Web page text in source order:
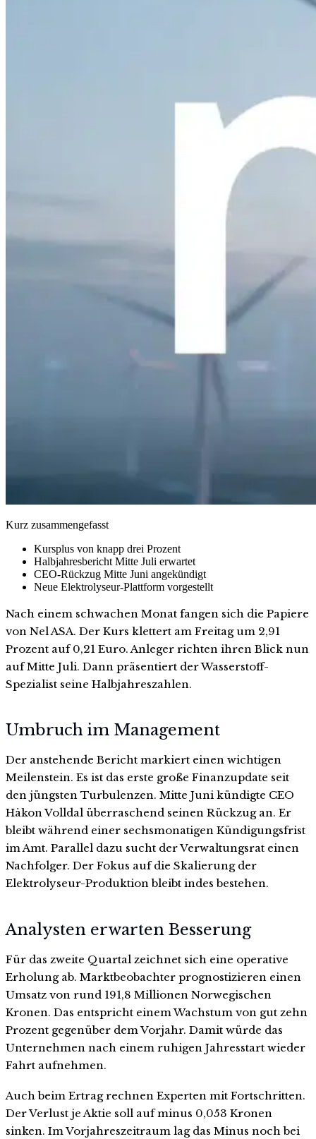
Kurz zusammengefasst
Kursplus von knapp drei Prozent
Halbjahresbericht Mitte Juli erwartet
CEO-Rückzug Mitte Juni angekündigt
Neue Elektrolyseur-Plattform vorgestellt
Nach einem schwachen Monat fangen sich die Papiere
von Nel ASA. Der Kurs klettert am Freitag um 2,91
Prozent auf 0,21 Euro. Anleger richten ihren Blick nun
auf Mitte Juli. Dann präsentiert der Wasserstoff-
Spezialist seine Halbjahreszahlen.
Umbruch im Management
Der anstehende Bericht markiert einen wichtigen
Meilenstein. Es ist das erste große Finanzupdate seit
den jüngsten Turbulenzen. Mitte Juni kündigte CEO
Håkon Volldal überraschend seinen Rückzug an. Er
bleibt während einer sechsmonatigen Kündigungsfrist
im Amt. Parallel dazu sucht der Verwaltungsrat einen
Nachfolger. Der Fokus auf die Skalierung der
Elektrolyseur-Produktion bleibt indes bestehen.
Analysten erwarten Besserung
Für das zweite Quartal zeichnet sich eine operative
Erholung ab. Marktbeobachter prognostizieren einen
Umsatz von rund 191,8 Millionen Norwegischen
Kronen. Das entspricht einem Wachstum von gut zehn
Prozent gegenüber dem Vorjahr. Damit würde das
Unternehmen nach einem ruhigen Jahresstart wieder
Fahrt aufnehmen.
Auch beim Ertrag rechnen Experten mit Fortschritten.
Der Verlust je Aktie soll auf minus 0,053 Kronen
sinken. Im Vorjahreszeitraum lag das Minus noch bei